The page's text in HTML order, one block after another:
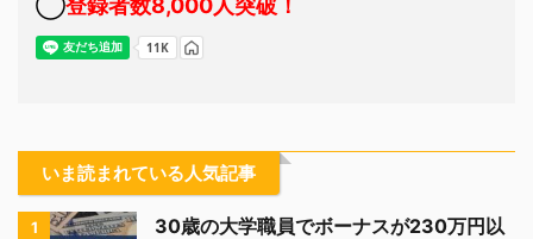
◯登録者数8,000人突破！
いま読まれている人気記事
1
30歳の大学職員でボーナスが230万円以